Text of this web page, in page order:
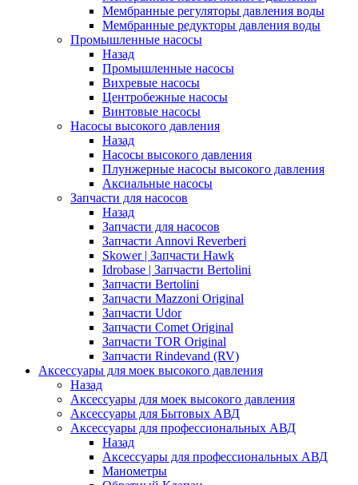
Мембранные регуляторы давления воды
Мембранные редукторы давления воды
Промышленные насосы
Назад
Промышленные насосы
Вихревые насосы
Центробежные насосы
Винтовые насосы
Насосы высокого давления
Назад
Насосы высокого давления
Плунжерные насосы высокого давления
Аксиальные насосы
Запчасти для насосов
Назад
Запчасти для насосов
Запчасти Annovi Reverberi
Skower | Запчасти Hawk
Idrobase | Запчасти Bertolini
Запчасти Bertolini
Запчасти Mazzoni Original
Запчасти Udor
Запчасти Comet Original
Запчасти TOR Original
Запчасти Rindevand (RV)
Аксессуары для моек высокого давления
Назад
Аксессуары для моек высокого давления
Аксессуары для Бытовых АВД
Аксессуары для профессиональных АВД
Назад
Аксессуары для профессиональных АВД
Манометры